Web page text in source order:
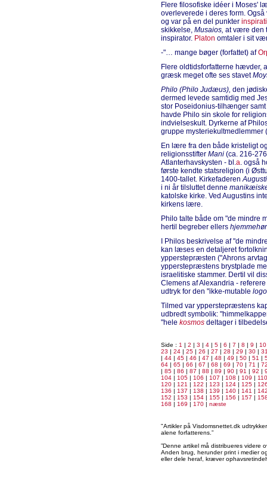
Flere filosofiske idéer i Moses'
overleverede i deres form.
og var på en del punkter
skikkelse, Musaios, at være den
inspirator. Platon omtaler i sit
-"… mange bøger (forfattet) af
Flere oldtidsforfatterne hævder,
græsk meget ofte ses stavet
Philo (Philo Judæus), den
dermed levede samtidig med
stor Poseidonius-tilhænger
havde Philo sin skole for
indvielseskult. Dyrkerne af
gruppe
En lære fra den både kristeligt
religionsstifter Mani (ca. 216-
Atlanterhavskysten - bl.a. også
første kendte statsreligion (i
1400-tallet. Kirkefaderen
i ni år tilsluttet denne
katolske kirke. Ved Augustins
kirkens lære.
Philo talte både om "de mindre
hertil begreber ellers
I Philos beskrivelse af "de
kan læses en detaljeret
ypperstepræsten ("Ahrons
ypperstepræstens brystplade
israelitiske stammer. Dertil vil
Clemens af Alexandria -
udtryk for den "ikke-mutable
Tilmed var ypperstepræstens
udbredt symbolik:
"hele kosmos deltager i
Side : 1 | 2 | 3 | 4 | 5 | 6 | 7 | 8 | 9 | 10
23 | 24 | 25 | 26 | 27 | 28 | 29 | 30 |
| 44 | 45 | 46 | 47 | 48 | 49 | 50 | 51 |
64 | 65 | 66 | 67 | 68 | 69 | 70 | 71 |
| 85 | 86 | 87 | 88 | 89 | 90 | 91 | 92 |
104 | 105 | 106 | 107 | 108 | 109 | 110
120 | 121 | 122 | 123 | 124 | 125 |
136 | 137 | 138 | 139 | 140 | 141 |
152 | 153 | 154 | 155 | 156 | 157 |
168 | 169 | 170 | næste
"Artikler på Visdomsnettet.dk
alene forfatterens.”
”Denne artikel må distribueres videre
Anden brug, herunder print i medier
eller dele heraf, kræver